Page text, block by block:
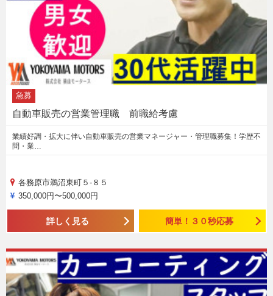
急募
自動車販売の営業管理職 前職給考慮
業績好調・拡大に伴い自動車販売の営業マネージャー・管理職募集！学歴不
問・業…
各務原市鵜沼東町５-８５
350,000円〜500,000円
詳しく見る 簡単！３０秒応募